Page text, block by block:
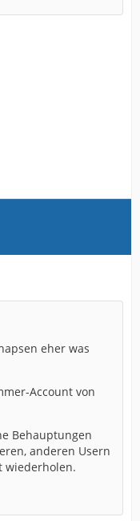
eher was
Account von
Behauptungen
anderen Usern
wiederholen.